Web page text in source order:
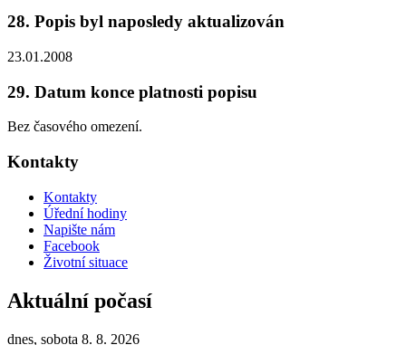
28. Popis byl naposledy aktualizován
23.01.2008
29. Datum konce platnosti popisu
Bez časového omezení.
Kontakty
Kontakty
Úřední hodiny
Napište nám
Facebook
Životní situace
Aktuální počasí
dnes, sobota 8. 8. 2026